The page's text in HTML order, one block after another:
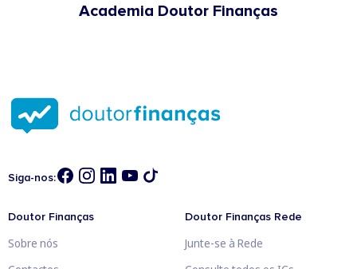
Academia Doutor Finanças
Siga-nos:
Doutor Finanças
Sobre nós
Doutor Finanças Rede
Junte-se à Rede